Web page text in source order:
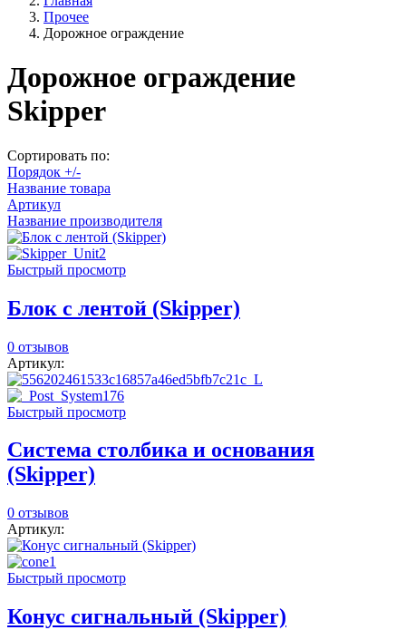
Прочее
Дорожное ограждение
Дорожное ограждение
Skipper
Сортировать по:
Порядок +/-
Название товара
Артикул
Название производителя
Быстрый просмотр
Блок с лентой (Skipper)
0 отзывов
Артикул:
Быстрый просмотр
Система столбика и основания
(Skipper)
0 отзывов
Артикул:
Быстрый просмотр
Конус сигнальный (Skipper)